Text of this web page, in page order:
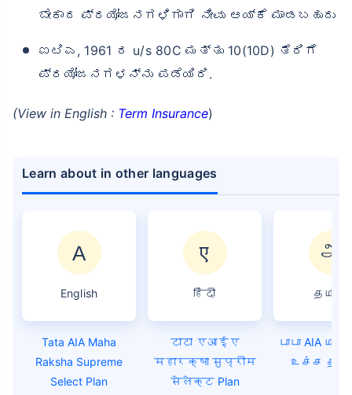
ಬೇಕಾದ ಪ್ರಯೋಜನಗಳಿಗಾಗಿ ನೀವು ಆಯ್ಕೆ ಮಾಡಬಹುದು
ಐಟಿಎ, 1961 ರ u/s 80C ಮತ್ತು 10(10D) ತೆರಿಗೆ
ಪ್ರಯೋಜನಗಳನ್ನು ಪಡೆಯಿರಿ.
(View in English : Term Insurance)
Learn about in other languages
English
Tata AIA Maha
Raksha Supreme
Select Plan
हिंदी
टाटा एआईए
महारक्षा सुप्रीम
सेलेक्ट Plan
தமிழ்
டாடா AIA
உச்ச